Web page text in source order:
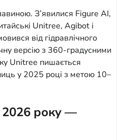
З’явилися Figure AI,
Unitree, Agibot і
від гідравлічного
версію з 360-градусними
Unitree пишається
у 2025 році з метою 10–
2026 року —